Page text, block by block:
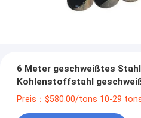
6 Meter geschweißtes
Kohlenstoffstahl
Q345 ERW Eisenrohr geölt
Preis：$580.00/tons 10-29